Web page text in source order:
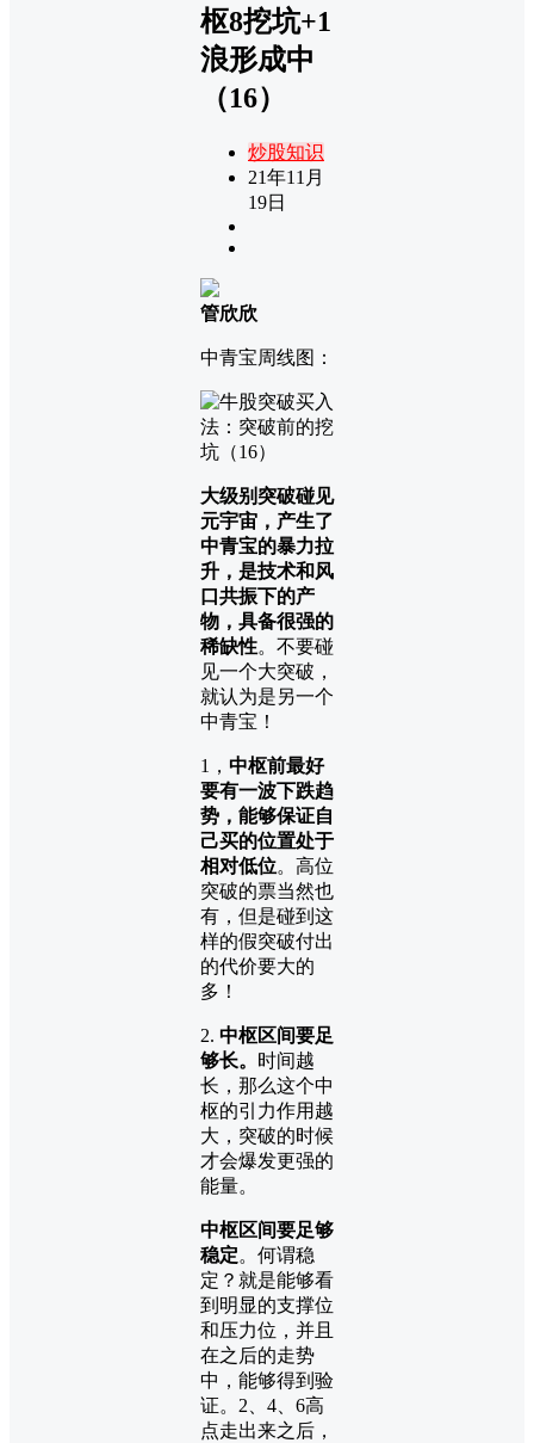
枢8挖坑+1
浪形成中
（16）
炒股知识
21年11月
19日
管欣欣
中青宝周线图：
大级别突破碰见
元宇宙，产生了
中青宝的暴力拉
升，是技术和风
口共振下的产
物，具备很强的
稀缺性。不要碰
见一个大突破，
就认为是另一个
中青宝！
1， 中枢前最好
要有一波下跌趋
势，能够保证自
己买的位置处于
相对低位。高位
突破的票当然也
有，但是碰到这
样的假突破付出
的代价要大的
多！
2. 中枢区间要足
够长。 时间越
长，那么这个中
枢的引力作用越
大，突破的时候
才会爆发更强的
能量。
中枢区间要足够
稳定。何谓稳
定？就是能够看
到明显的支撑位
和压力位，并且
在之后的走势
中，能够得到验
证。2、4、6高
点走出来之后，